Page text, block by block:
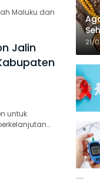
Maluku dan
Jalin
untuk
21/